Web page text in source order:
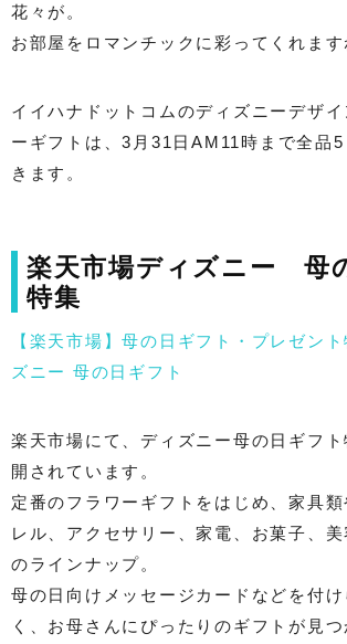
花々が。
お部屋をロマンチックに彩ってくれます
イイハナドットコムのディズニーデザ
ーギフトは、3月31日AM11時まで全品
きます。
楽天市場ディズニー 母
特集
【楽天市場】母の日ギフト・プレゼン
ズニー 母の日ギフト
楽天市場にて、ディズニー母の日ギフ
開されています。
定番のフラワーギフトをはじめ、家具
レル、アクセサリー、家電、お菓子、
のラインナップ。
母の日向けメッセージカードなどを付
く、お母さんにぴったりのギフトが見つ